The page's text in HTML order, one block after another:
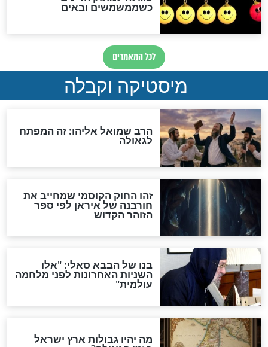
מה יהיה בימות המשיח?
"לפני הגאולה תהיה אפיקורסות
והכחשה גדולה מאוד של
האמונה"
האם לאחר בוא המשיח יהיה
אפשר לחזור בתשובה?
לכל המאמרים